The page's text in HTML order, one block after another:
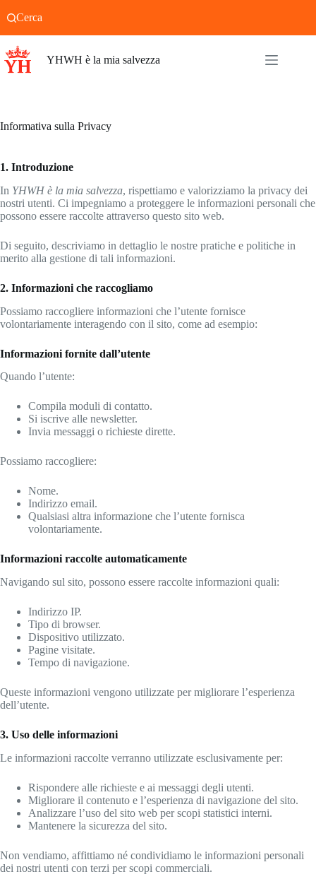
Cerca
YHWH è la mia salvezza
Informativa sulla Privacy
1. Introduzione
In YHWH è la mia salvezza, rispettiamo e valorizziamo la privacy dei
nostri utenti. Ci impegniamo a proteggere le informazioni personali che
possono essere raccolte attraverso questo sito web.
Di seguito, descriviamo in dettaglio le nostre pratiche e politiche in
merito alla gestione di tali informazioni.
2. Informazioni che raccogliamo
Possiamo raccogliere informazioni che l’utente fornisce
volontariamente interagendo con il sito, come ad esempio:
Informazioni fornite dall’utente
Quando l’utente:
Compila moduli di contatto.
Si iscrive alle newsletter.
Invia messaggi o richieste dirette.
Possiamo raccogliere:
Nome.
Indirizzo email.
Qualsiasi altra informazione che l’utente fornisca
volontariamente.
Informazioni raccolte automaticamente
Navigando sul sito, possono essere raccolte informazioni quali:
Indirizzo IP.
Tipo di browser.
Dispositivo utilizzato.
Pagine visitate.
Tempo di navigazione.
Queste informazioni vengono utilizzate per migliorare l’esperienza
dell’utente.
3. Uso delle informazioni
Le informazioni raccolte verranno utilizzate esclusivamente per:
Rispondere alle richieste e ai messaggi degli utenti.
Migliorare il contenuto e l’esperienza di navigazione del sito.
Analizzare l’uso del sito web per scopi statistici interni.
Mantenere la sicurezza del sito.
Non vendiamo, affittiamo né condividiamo le informazioni personali
dei nostri utenti con terzi per scopi commerciali.